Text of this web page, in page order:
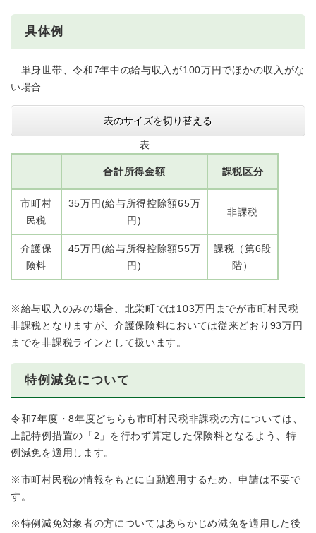
具体例
単身世帯、令和7年中の給与収入が100万円でほかの収入がな
い場合
表のサイズを切り替える
表
合計所得金額 課税区分
市町村
民税
35万円(給与所得控除額65万
円)
非課税
介護保
険料
45万円(給与所得控除額55万
円)
課税（第6段
階）
※給与収入のみの場合、北栄町では103万円までが市町村民税
非課税となりますが、介護保険料においては従来どおり93万円
までを非課税ラインとして扱います。
特例減免について
令和7年度・8年度どちらも市町村民税非課税の方については、
上記特例措置の「2」を行わず算定した保険料となるよう、特
例減免を適用します。
※市町村民税の情報をもとに自動適用するため、申請は不要で
す。
※特例減免対象者の方についてはあらかじめ減免を適用した後